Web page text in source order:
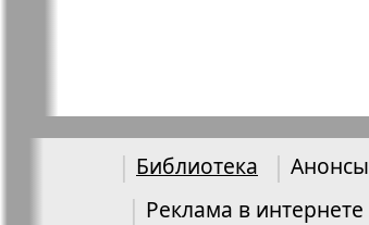
Рубеж
Библиотека Анонсы
Реклама в интернете